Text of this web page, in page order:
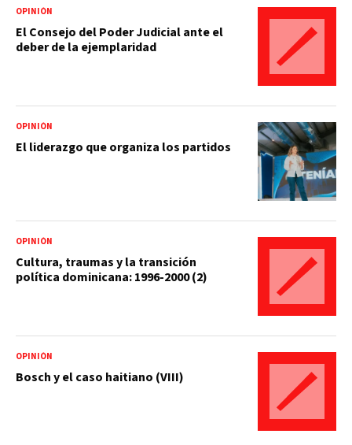
OPINIÓN
El Consejo del Poder Judicial ante el
deber de la ejemplaridad
OPINIÓN
El liderazgo que organiza los partidos
OPINIÓN
Cultura, traumas y la transición
política dominicana: 1996-2000 (2)
OPINIÓN
Bosch y el caso haitiano (VIII)